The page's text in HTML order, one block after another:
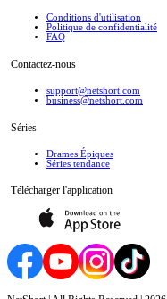
Conditions d'utilisation
Politique de confidentialité
FAQ
Contactez-nous
support@netshort.com
business@netshort.com
Séries
Drames Épiques
Séries tendance
Télécharger l'application